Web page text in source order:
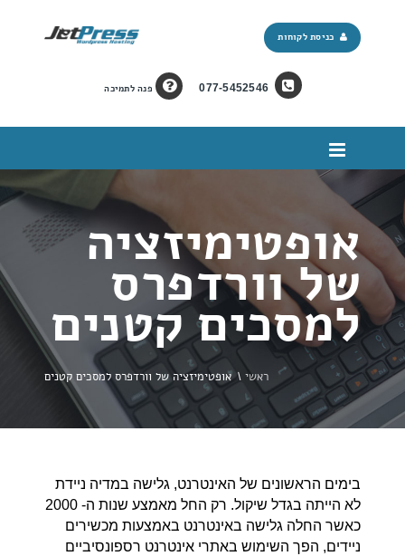
077-5452546 פנה לתמיכה
כניסת לקוחות
אופטימיזציה
של וורדפרס
למסכים קטנים
ראשי \ אופטימיזציה של וורדפרס למסכים קטנים
בימים הראשונים של האינטרנט, גלישה במדיה ניידת
לא הייתה בגדל שיקול. רק החל מאמצע שנות ה- 2000
כאשר החלה גלישה באינטרנט באמצעות מכשירים
ניידים, הפך השימוש באתרי אינטרנט רספונסיביים